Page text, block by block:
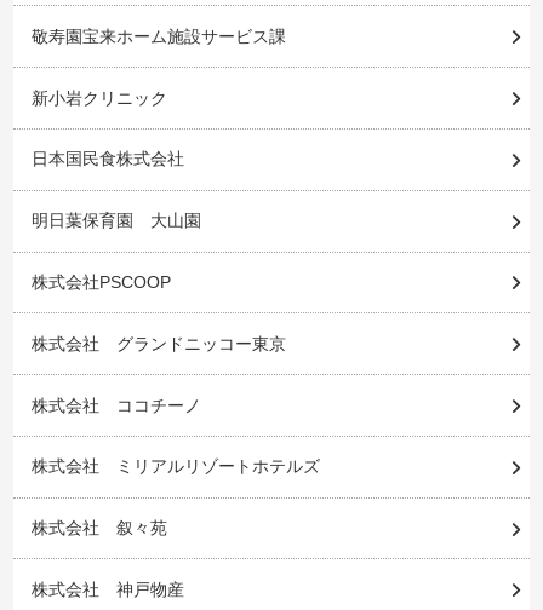
敬寿園宝来ホーム施設サービス課
新小岩クリニック
日本国民食株式会社
明日葉保育園 大山園
株式会社PSCOOP
株式会社 グランドニッコー東京
株式会社 ココチーノ
株式会社 ミリアルリゾートホテルズ
株式会社 叙々苑
株式会社 神戸物産